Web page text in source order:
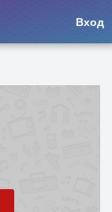
Вход